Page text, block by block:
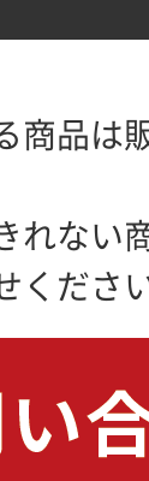
商品は
れない
ください